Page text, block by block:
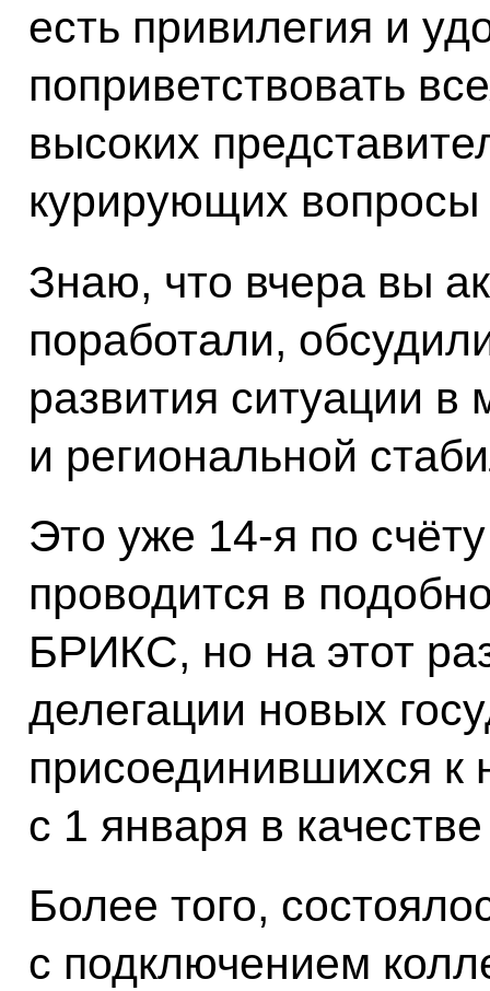
есть привилегия и
поприветствовать
высоких
курирующих вопросы
Знаю, что вчера вы
поработали,
развития ситуации
и региональной
Это уже 14-я по
проводится в
БРИКС, но на этот
делегации новых
присоединившихся
с 1 января в
Более того,
с подключением